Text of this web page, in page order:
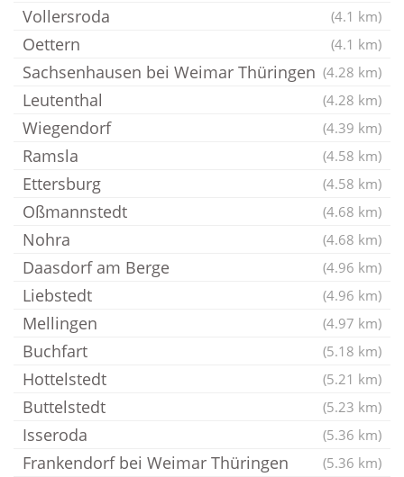
Vollersroda (4.1 km)
Oettern (4.1 km)
Sachsenhausen bei Weimar Thüringen (4.28 km)
Leutenthal (4.28 km)
Wiegendorf (4.39 km)
Ramsla (4.58 km)
Ettersburg (4.58 km)
Oßmannstedt (4.68 km)
Nohra (4.68 km)
Daasdorf am Berge (4.96 km)
Liebstedt (4.96 km)
Mellingen (4.97 km)
Buchfart (5.18 km)
Hottelstedt (5.21 km)
Buttelstedt (5.23 km)
Isseroda (5.36 km)
Frankendorf bei Weimar Thüringen (5.36 km)